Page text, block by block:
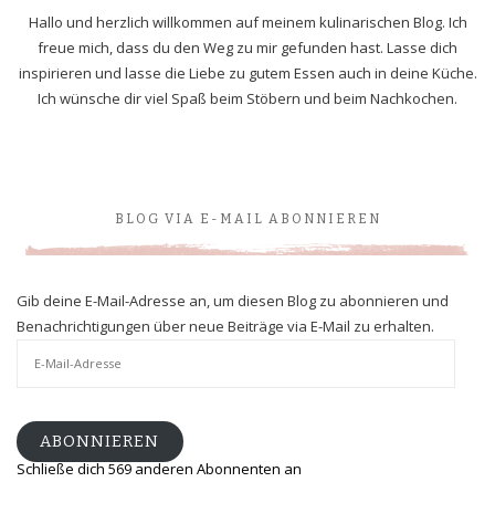
Hallo und herzlich willkommen auf meinem kulinarischen Blog. Ich
freue mich, dass du den Weg zu mir gefunden hast. Lasse dich
inspirieren und lasse die Liebe zu gutem Essen auch in deine Küche.
Ich wünsche dir viel Spaß beim Stöbern und beim Nachkochen.
BLOG VIA E-MAIL ABONNIEREN
Gib deine E-Mail-Adresse an, um diesen Blog zu abonnieren und
Benachrichtigungen über neue Beiträge via E-Mail zu erhalten.
ABONNIEREN
Schließe dich 569 anderen Abonnenten an